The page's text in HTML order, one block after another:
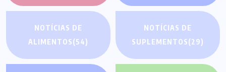
NOTÍCIAS DE
ALIMENTOS(54)
NOTÍCIAS DE
SUPLEMENTOS(29)